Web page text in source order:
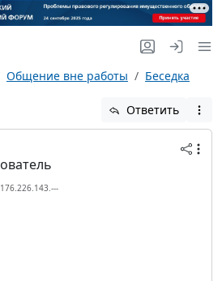
Общение вне работы Беседка
Ответить